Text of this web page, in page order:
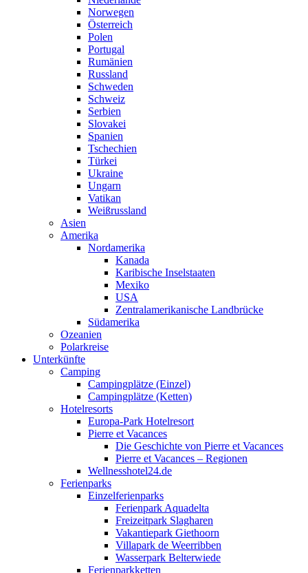
Norwegen
Österreich
Polen
Portugal
Rumänien
Russland
Schweden
Schweiz
Serbien
Slovakei
Spanien
Tschechien
Türkei
Ukraine
Ungarn
Vatikan
Weißrussland
Asien
Amerika
Nordamerika
Kanada
Karibische Inselstaaten
Mexiko
USA
Zentralamerikanische Landbrücke
Südamerika
Ozeanien
Polarkreise
Unterkünfte
Camping
Campingplätze (Einzel)
Campingplätze (Ketten)
Hotelresorts
Europa-Park Hotelresort
Pierre et Vacances
Die Geschichte von Pierre et Vacances
Pierre et Vacances – Regionen
Wellnesshotel24.de
Ferienparks
Einzelferienparks
Ferienpark Aquadelta
Freizeitpark Slagharen
Vakantiepark Giethoorn
Villapark de Weerribben
Wasserpark Belterwiede
Ferienparkketten